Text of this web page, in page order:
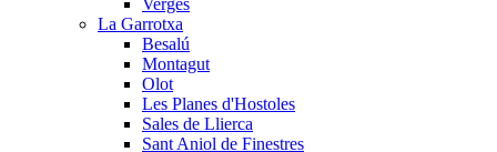
Verges
La Garrotxa
Besalú
Montagut
Olot
Les Planes d'Hostoles
Sales de Llierca
Sant Aniol de Finestres